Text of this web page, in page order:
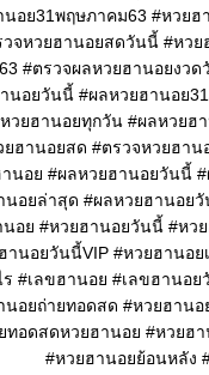
อย31พฤษภาคม63 #หวย
จหวยฮานอยสดวันนี้ #หว
#ตรวจผลหวยฮานอยง
นอยวันนี้ #ผลหวยฮานอย
วยฮานอยทุกวัน #ผลหวย
ฮานอยสด #ตรวจหวยฮา
นอย #ผลหวยฮานอยวันนี้
อยล่าสุด #ผลหวยฮานอย
อย #หวยฮานอยวันนี้ #หว
านอยวันนี้VIP #หวยฮานอ
#เลขฮานอย #เลขฮานอ
อยถ่ายทอดสด #หวยฮาน
ทอดสดหวยฮานอย #หวย
#หวยฮานอยย้อนหลัง